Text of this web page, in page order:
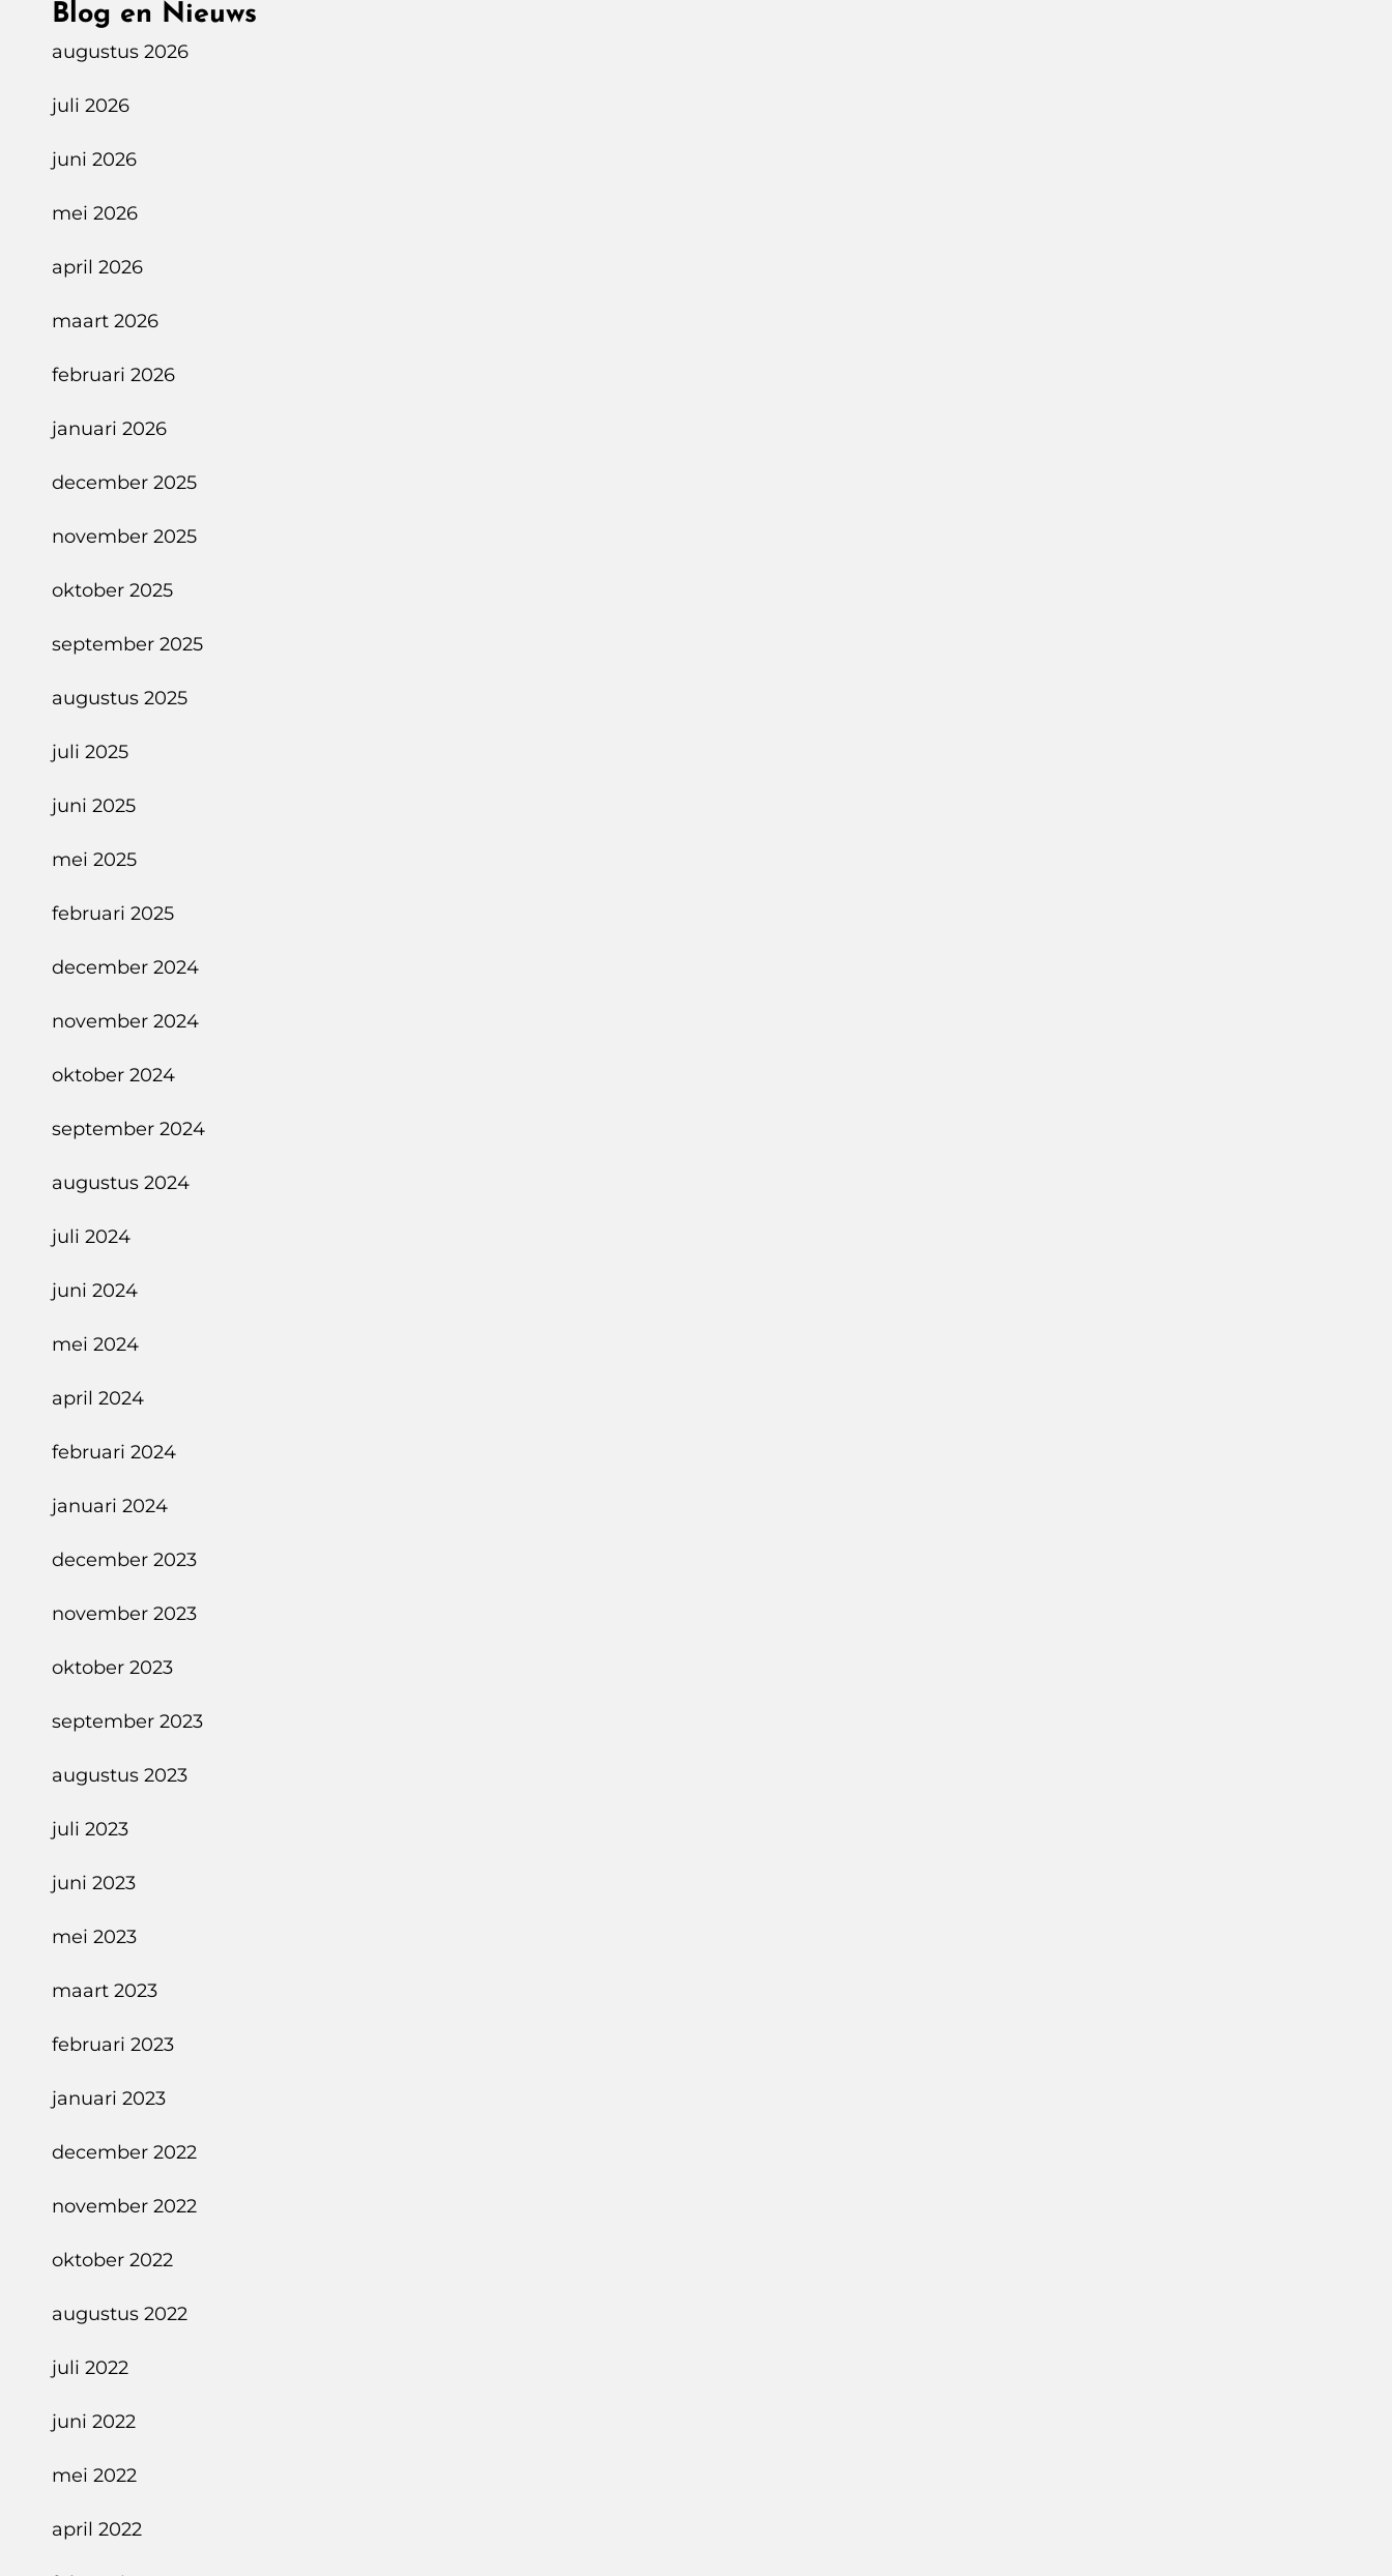
Blog en Nieuws
augustus 2026
juli 2026
juni 2026
mei 2026
april 2026
maart 2026
februari 2026
januari 2026
december 2025
november 2025
oktober 2025
september 2025
augustus 2025
juli 2025
juni 2025
mei 2025
februari 2025
december 2024
november 2024
oktober 2024
september 2024
augustus 2024
juli 2024
juni 2024
mei 2024
april 2024
februari 2024
januari 2024
december 2023
november 2023
oktober 2023
september 2023
augustus 2023
juli 2023
juni 2023
mei 2023
maart 2023
februari 2023
januari 2023
december 2022
november 2022
oktober 2022
augustus 2022
juli 2022
juni 2022
mei 2022
april 2022